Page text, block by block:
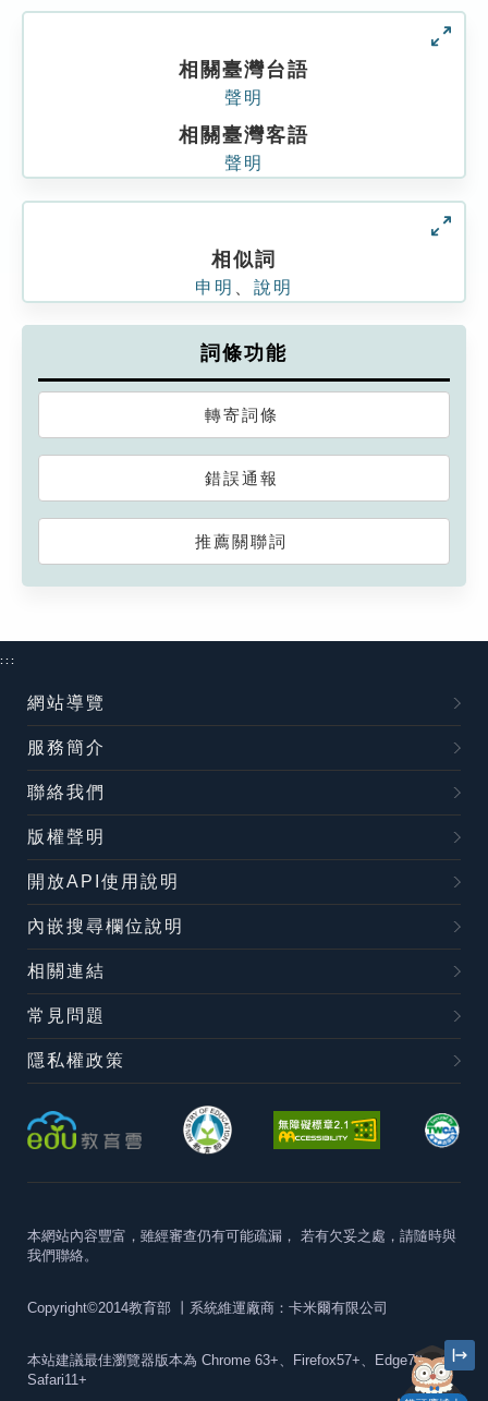
相關臺灣台語
聲明
相關臺灣客語
聲明
相似詞
申明 說明
詞條功能
轉寄詞條
錯誤通報
推薦關聯詞
:::
網站導覽
服務簡介
聯絡我們
版權聲明
開放API使用說明
內嵌搜尋欄位說明
相關連結
常見問題
隱私權政策
本網站內容豐富，雖經審查仍有可能疏漏， 若有欠妥之處，請隨時與
我們聯絡。
Copyright©2014教育部 丨系統維運廠商：卡米爾有限公司
本站建議最佳瀏覽器版本為 Chrome 63+、Firefox57+、Edge79+及
Safari11+